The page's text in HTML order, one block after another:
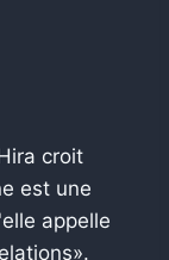
croit
est une
appelle